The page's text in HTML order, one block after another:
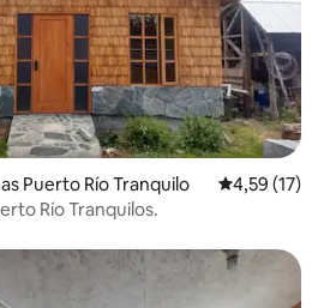
Puerto Río Tranquilo Keskmine
4,59 (17)
Río Tranquilos.